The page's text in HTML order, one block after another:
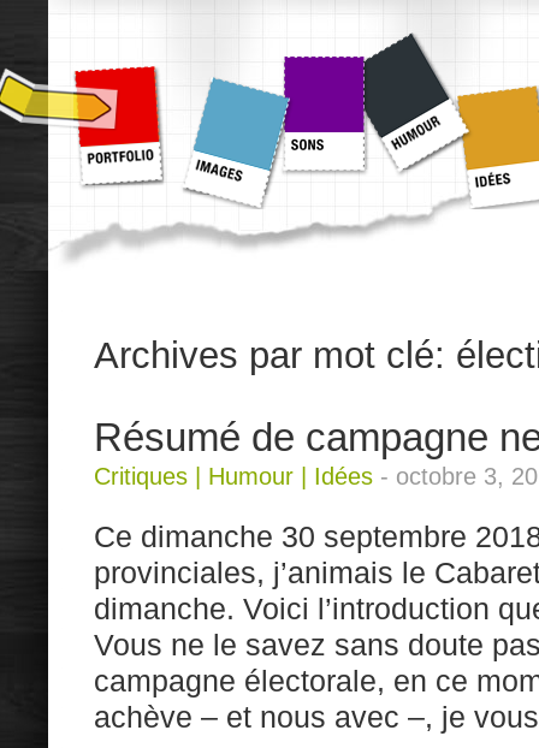
Archives par mot clé:
Résumé de campagne
Critiques Humour Idées - octobre 3,
Ce dimanche 30 septembre
provinciales, j’animais le
dimanche. Voici l’introduction
Vous ne le savez sans doute
campagne électorale, en ce
achève – et nous avec –, je